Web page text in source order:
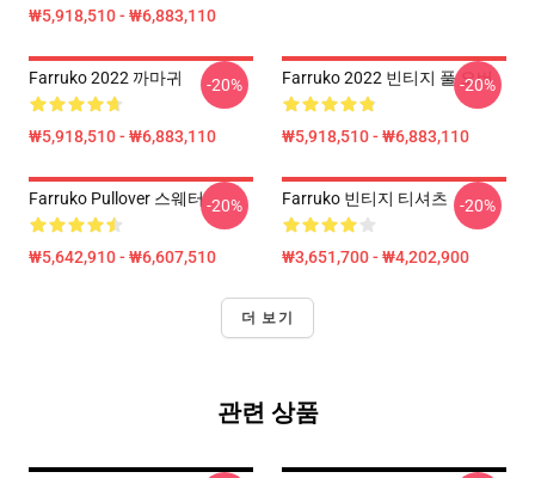
₩5,918,510 - ₩6,883,110
Farruko 2022 까마귀
₩5,918,510 - ₩6,883,110
-20% Farruko 2022 빈티지 풀 오버
₩5,918,510 - ₩6,883,110
-20%
Farruko Pullover 스웨터
₩5,642,910 - ₩6,607,510
-20% Farruko 빈티지 티셔츠
₩3,651,700 - ₩4,202,900
-20%
더 보기
관련 상품